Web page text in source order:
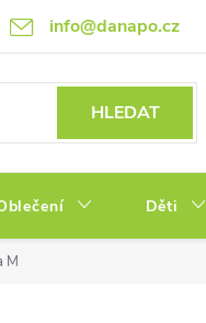
info@danapo.cz
podmínky Reklamace a
HLEDAT
Děti
M